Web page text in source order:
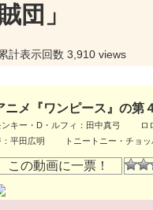
団」
累計表示回数 3,910 views
ニメ『ワンピース』の第
ンキー・D・ルフィ：田中真弓
：平田広明 トニートニー・チョ
この動画に一票！